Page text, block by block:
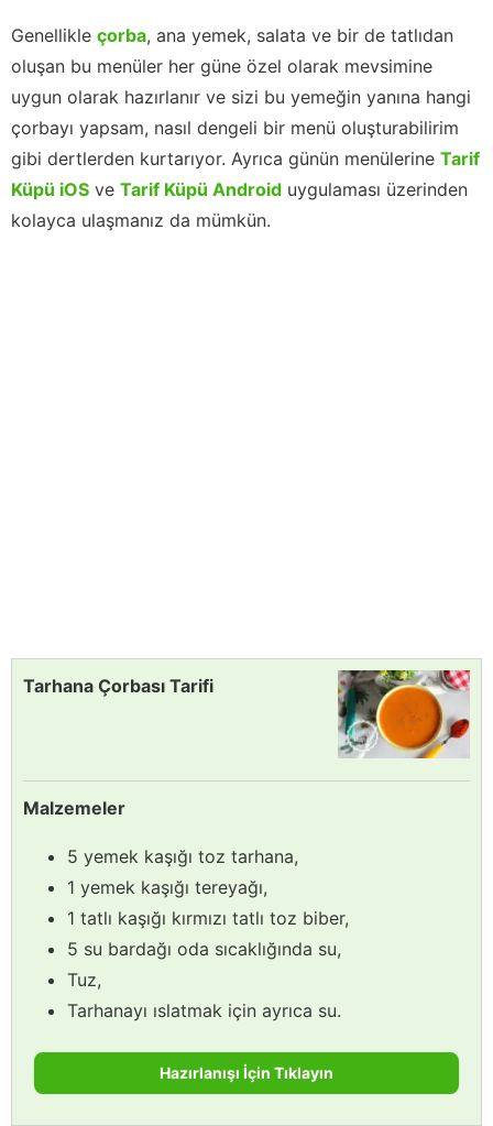
Genellikle çorba, ana yemek, salata ve bir de tatlıdan
oluşan bu menüler her güne özel olarak mevsimine
uygun olarak hazırlanır ve sizi bu yemeğin yanına hangi
çorbayı yapsam, nasıl dengeli bir menü oluşturabilirim
gibi dertlerden kurtarıyor. Ayrıca günün menülerine Tarif
Küpü iOS ve Tarif Küpü Android uygulaması üzerinden
kolayca ulaşmanız da mümkün.
Tarhana Çorbası Tarifi
Malzemeler
5 yemek kaşığı toz tarhana,
1 yemek kaşığı tereyağı,
1 tatlı kaşığı kırmızı tatlı toz biber,
5 su bardağı oda sıcaklığında su,
Tuz,
Tarhanayı ıslatmak için ayrıca su.
Hazırlanışı İçin Tıklayın